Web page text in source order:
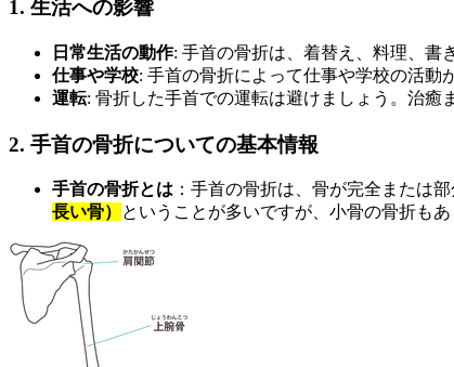
1. 生活への影響
日常生活の動作: 手首の骨折は、着替え、料理、書
仕事や学校: 手首の骨折によって仕事や学校の活動
運転: 骨折した手首での運転は避けましょう。治癒
2. 手首の骨折についての基本情報
手首の骨折とは ：手首の骨折は、骨が完全または
長い骨）
ということが多いですが、小骨の骨折も